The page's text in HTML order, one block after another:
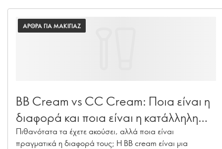
ΑΡΘΡΑ ΓΙΑ ΜΑΚΙΓΙΑΖ
BB Cream vs CC Cream: Ποια είναι η
διαφορά και ποια είναι η κατάλληλη
για εσάς;
Πιθανότατα τα έχετε ακούσει, αλλά ποια είναι
πραγματικά η διαφορά τους; Η BB cream είναι μια